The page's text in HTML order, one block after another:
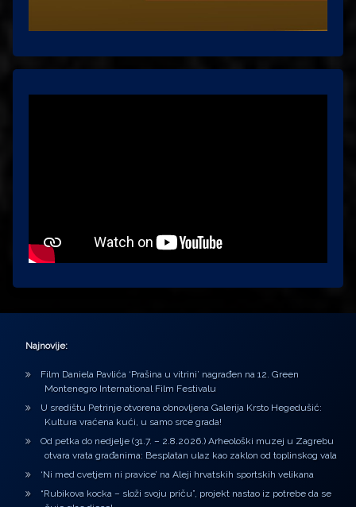
Najnovije:
Film Daniela Pavlića ‘Prašina u vitrini’ nagrađen na 12. Green
Montenegro International Film Festivalu
U središtu Petrinje otvorena obnovljena Galerija Krsto Hegedušić:
Kultura vraćena kući, u samo srce grada!
Od petka do nedjelje (31.7. – 2.8.2026.) Arheološki muzej u Zagrebu
otvara vrata građanima: Besplatan ulaz kao zaklon od toplinskog vala
‘Ni med cvetjem ni pravice’ na Aleji hrvatskih sportskih velikana
“Rubikova kocka – složi svoju priču”, projekt nastao iz potrebe da se